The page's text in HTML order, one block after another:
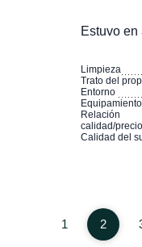
Estuvo en
Limpieza
Trato del
Entorno
Equipamiento
Relación
calidad/precio
Calidad del
1 2